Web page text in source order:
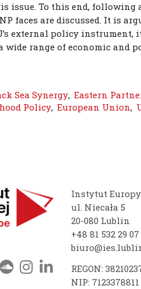
issue. To this end, following
faces are discussed. It is
external policy
range of economic and
Sea Synergy, Eastern
Policy, European Union,
Instytut
ul. Niecała 5
20-080 Lublin
+48 81 532 29 07
REGON:
NIP: 7123378811